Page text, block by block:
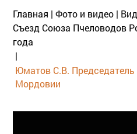
Главная | Фото и видео |
Съезд Союза Пчеловодов
года
|
Юматов С.В.
Мордовии